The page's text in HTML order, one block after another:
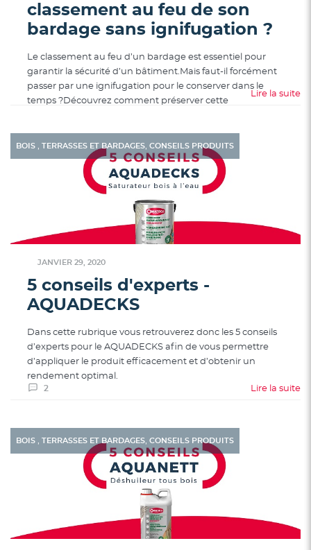
classement au feu de son
bardage sans ignifugation ?
Le classement au feu d’un bardage est essentiel pour
garantir la sécurité d’un bâtiment.Mais faut-il forcément
passer par une ignifugation pour le conserver dans le
temps ?Découvrez comment préserver cette
Lire la suite
JANVIER 29, 2020
BOIS , TERRASSES ET BARDAGES, CONSEILS PRODUITS
2
5 conseils d'experts -
AQUADECKS
Dans cette rubrique vous retrouverez donc les 5 conseils
d’experts pour le AQUADECKS afin de vous permettre
d’appliquer le produit efficacement et d’obtenir un
rendement optimal.
Lire la suite
BOIS , TERRASSES ET BARDAGES, CONSEILS PRODUITS